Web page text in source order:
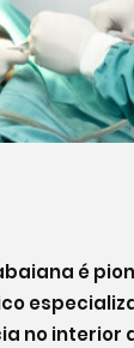
é
no interior